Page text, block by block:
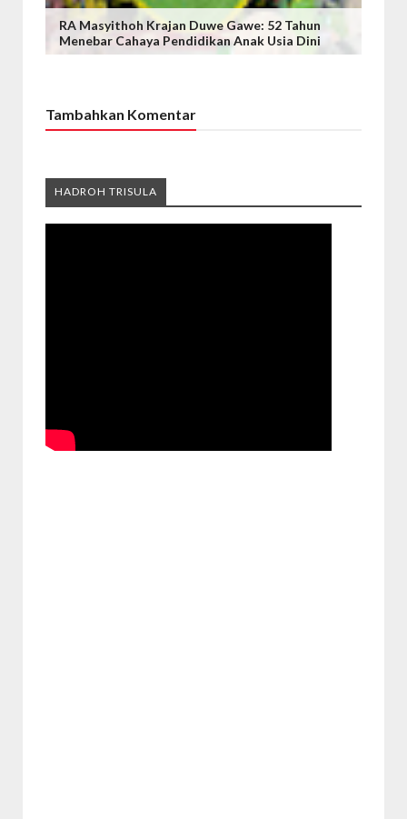
RA Masyithoh Krajan Duwe Gawe: 52 Tahun
Menebar Cahaya Pendidikan Anak Usia Dini
Tambahkan Komentar
HADROH TRISULA